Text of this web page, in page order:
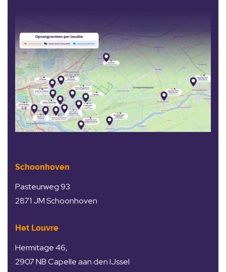
Schoonhoven
Pasteurweg 93
2871 JM Schoonhoven
Het Louvre
Hermitage 46,
2907 NB Capelle aan den IJssel